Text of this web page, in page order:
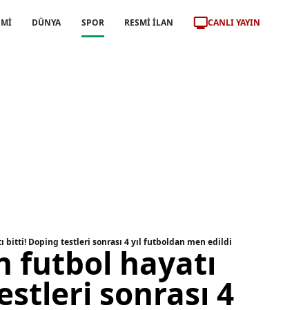
DÜNYA SPOR RESMİ İLAN CANLI YAYIN
bitti! Doping testleri sonrası 4 yıl futboldan men edildi
futbol hayatı
sonrası 4